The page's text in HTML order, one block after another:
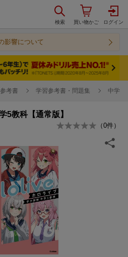
影響について
考書 学習参考書・問題集 中学校
教科【通常版】
（0件）